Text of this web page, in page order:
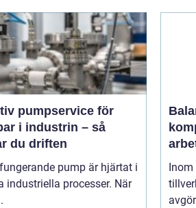
pumpservice för
i industrin – så
du driften
pump är hjärtat i
industriella processer. När